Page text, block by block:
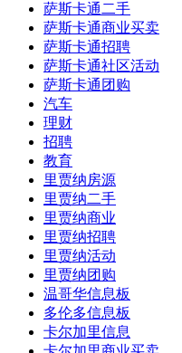
萨斯卡通二手
萨斯卡通商业买卖
萨斯卡通招聘
萨斯卡通社区活动
萨斯卡通团购
汽车
理财
招聘
教育
里贾纳房源
里贾纳二手
里贾纳商业
里贾纳招聘
里贾纳活动
里贾纳团购
温哥华信息板
多伦多信息板
卡尔加里信息